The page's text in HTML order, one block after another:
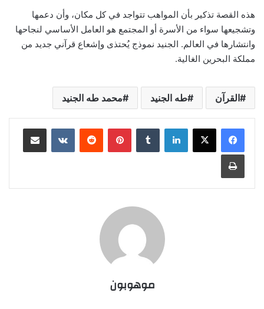
هذه القصة تذكير بأن المواهب تتواجد في كل مكان، وأن دعمها
وتشجيعها سواء من الأسرة أو المجتمع هو العامل الأساسي لنجاحها
وانتشارها في العالم. الجنيد نموذج يُحتذى وإشعاع قرآني جديد من
مملكة البحرين الغالية.
القرآن طه الجنيد محمد طه الجنيد
لينكدإن بينتيريست
موهوبون